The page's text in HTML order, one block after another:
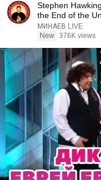
Stephen
the End of the
МИНАЕВ LIVE
New 376K views